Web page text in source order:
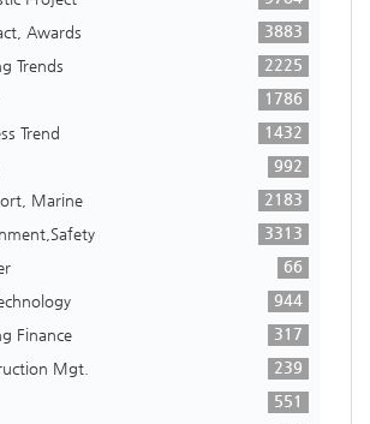
Awards
3883
Trends
2225
1786
Trend
1432
992
Marine
2183
3313
66
944
Finance
317
Mgt.
239
551